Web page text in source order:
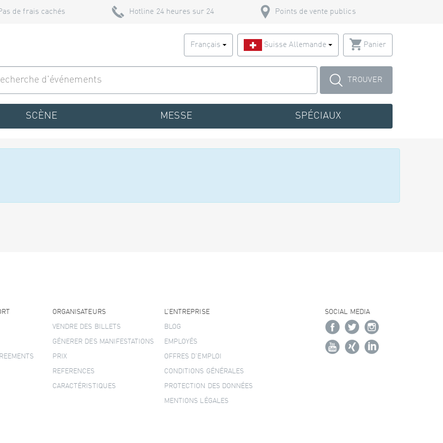
de frais cachés Hotline 24 heures sur 24 Points de vente publics
Français Suisse Allemande Panier
TROUVER
SCÈNE MESSE SPÉCIAUX
ORGANISATEURS
VENDRE DES BILLETS
GÉNERER DES MANIFESTATIONS
PRIX
REFERENCES
CARACTÉRISTIQUES
L’ENTREPRISE
BLOG
EMPLOYÉS
OFFRES D’EMPLOI
CONDITIONS GÉNÉRALES
PROTECTION DES DONNÉES
MENTIONS LÉGALES
SOCIAL MEDIA